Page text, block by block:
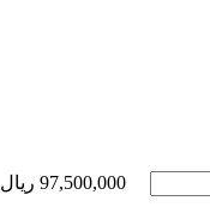
97,500,000 ریال